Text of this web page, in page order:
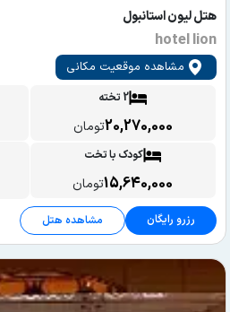
هتل لیون استانبول
hotel lion
مشاهده موقعیت مکانی
2 تخته
20,270,000تومان
کودک با تخت
15,640,000تومان
رزرو رایگان مشاهده هتل